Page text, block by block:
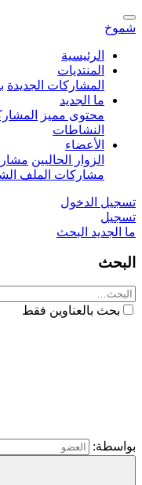
شموخ
الرئيسية
المنتديات
المشاركات الجديدة
ما الجديد
محتوى مميز
النشاطات
الأعضاء
الزوار الحاليين
مشاركات الملف
تسجيل الدخول
تسجيل
ما الجديد البحث
البحث
بحث بالعناوين فقط
بواسطة: